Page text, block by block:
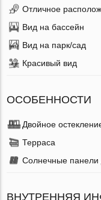
Отличное
Вид на бассейн
Вид на парк/сад
Красивый вид
ОСОБЕННОСТИ
Двойное
Терраса
Солнечные панели
ВНУТРЕННЯЯ